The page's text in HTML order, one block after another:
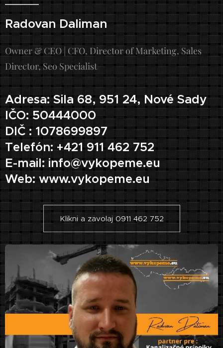
Radovan Daliman
Owner & CEO | CFO, Director of Marketing, Sales
Director, Seo Specialist
Adresa: Sila 68, 951 24, Nové Sady
IČO: 50444000
DIČ : 1078699897
Telefón: +421 911 462 752
E-mail: info@vykopeme.eu
Web: www.vykopeme.eu
Klikni a zavolaj 0911 462 752